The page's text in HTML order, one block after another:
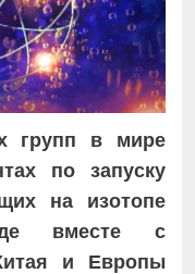
групп в мире
по запуску
на изотопе
вместе с
и Европы